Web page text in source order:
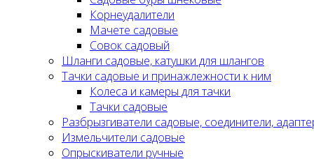
Корнеудалители
Мачете садовые
Совок садовый
Шланги садовые, катушки для шлангов
Тачки садовые и принажлежности к ним
Колеса и камеры для тачки
Тачки садовые
Разбрызгиватели садовые, соединители,
Измельчители садовые
Опрыскиватели ручные